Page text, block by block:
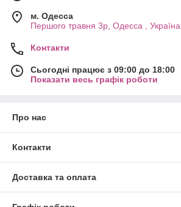
м. Одесса
Першого травня 3р, Одесса , Україна
Контакти
Сьогодні працює з 09:00 до 18:00
Показати весь графік роботи
Про нас
Контакти
Доставка та оплата